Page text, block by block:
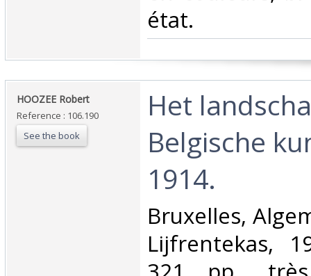
état.‎
‎HOOZEE Robert‎
Reference : 106.190
See the book
‎Het
Belgische
1914.‎
‎Bruxelles,
Lijfrentekas,